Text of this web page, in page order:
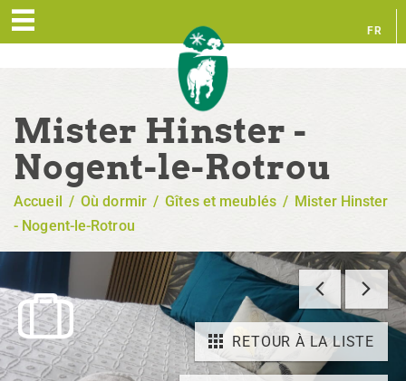
FR
Mister Hinster -
Nogent-le-Rotrou
Accueil / Où dormir / Gîtes et meublés / Mister Hinster
- Nogent-le-Rotrou
RETOUR À LA LISTE